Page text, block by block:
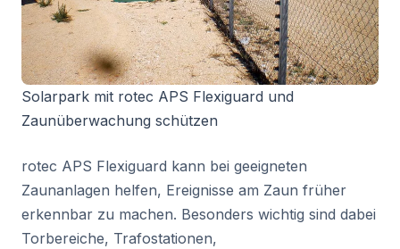
Solarpark mit rotec APS Flexiguard und
Zaunüberwachung schützen
rotec APS Flexiguard kann bei geeigneten
Zaunanlagen helfen, Ereignisse am Zaun früher
erkennbar zu machen. Besonders wichtig sind dabei
Torbereiche, Trafostationen,